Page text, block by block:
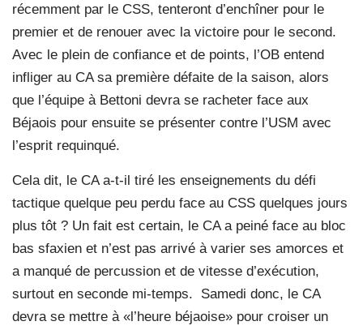
récemment par le CSS, tenteront d’enchîner pour le
premier et de renouer avec la victoire pour le second.
Avec le plein de confiance et de points, l’OB entend
infliger au CA sa première défaite de la saison, alors
que l’équipe à Bettoni devra se racheter face aux
Béjaois pour ensuite se présenter contre l’USM avec
l’esprit requinqué.
Cela dit, le CA a-t-il tiré les enseignements du défi
tactique quelque peu perdu face au CSS quelques jours
plus tôt ? Un fait est certain, le CA a peiné face au bloc
bas sfaxien et n’est pas arrivé à varier ses amorces et
a manqué de percussion et de vitesse d’exécution,
surtout en seconde mi-temps.
Samedi donc, le CA
devra se mettre à «l’heure béjaoise» pour croiser un